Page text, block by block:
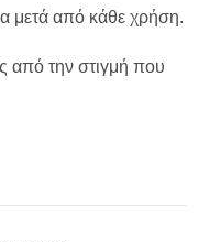
μετά από κάθε χρήση.
από την στιγμή που